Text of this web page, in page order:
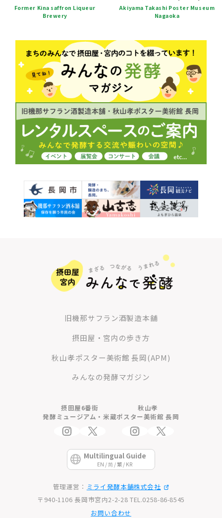
Former Kina saffron Liqueur
Brewery
Akiyama Takashi Poster Museum
Nagaoka
旧機那サフラン酒製造本舗
摂田屋・宮内の歩き方
秋山孝ポスター美術館 長岡(APM)
みんなの発酵マガジン
摂田屋6番街
発酵ミュージアム・米蔵
秋山孝
ポスター美術館 長岡
Multilingual Guide
EN / 简 / 繁 / KR
管理運営： ミライ発酵本舗株式会社
〒940-1106 長岡市宮内2-2-28 TEL.0258-86-8545
お問い合わせ